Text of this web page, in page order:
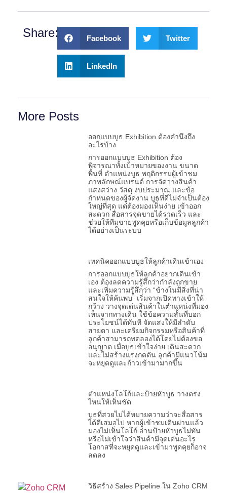
Share: Facebook Twitter
LinkedIn
More Posts
ออกแบบบูธ Exhibition ต้องคำนึงถึง
อะไรบ้าง
การออกแบบบูธ Exhibition ต้อง
พิจารณาทั้งเป้าหมายของงาน ขนาด
พื้นที่ ตำแหน่งบูธ พฤติกรรมผู้เข้าชม
ภาพลักษณ์แบรนด์ การจัดวางสินค้า
แสงสว่าง วัสดุ งบประมาณ และข้อ
กำหนดของผู้จัดงาน บูธที่ดีไม่จำเป็นต้อง
ใหญ่ที่สุด แต่ต้องมองเห็นง่าย เข้าออก
สะดวก สื่อสารจุดขายได้รวดเร็ว และ
ช่วยให้ทีมขายพูดคุยหรือเก็บข้อมูลลูกค้า
ได้อย่างเป็นระบบ
เทคนิคออกแบบบูธให้ลูกค้าเดินเข้าเอง
การออกแบบบูธให้ลูกค้าอยากเดินเข้า
เอง ต้องลดความรู้สึกว่ากำลังถูกขาย
และเพิ่มความรู้สึกว่า “ข้างในมีสิ่งที่น่า
สนใจให้ค้นพบ” เริ่มจากเปิดทางเข้าให้
กว้าง วางจุดเด่นสินค้าในตำแหน่งที่มอง
เห็นจากทางเดิน ใช้ข้อความสั้นที่บอก
ประโยชน์ได้ทันที จัดแสงให้มีลำดับ
สายตา และเตรียมกิจกรรมหรือสินค้าที่
ลูกค้าสามารถทดลองได้โดยไม่ต้องขอ
อนุญาต เมื่อบูธเข้าใจง่าย เดินสะดวก
และไม่สร้างแรงกดดัน ลูกค้ามีแนวโน้ม
จะหยุดดูและก้าวเข้ามามากขึ้น
ตำแหน่งโลโก้และป้ายหัวบูธ วางตรง
ไหนให้เห็นชัด
บูธที่สวยไม่ได้หมายความว่าจะสื่อสาร
ได้ดีเสมอไป หากผู้เข้าชมเดินผ่านแล้ว
มองไม่เห็นโลโก้ อ่านป้ายหัวบูธไม่ทัน
หรือไม่เข้าใจว่าสินค้ามีจุดเด่นอะไร
โอกาสที่จะหยุดดูและเข้ามาพูดคุยก็อาจ
ลดลง
วิธีสร้าง Sales Pipeline ใน Zoho CRM